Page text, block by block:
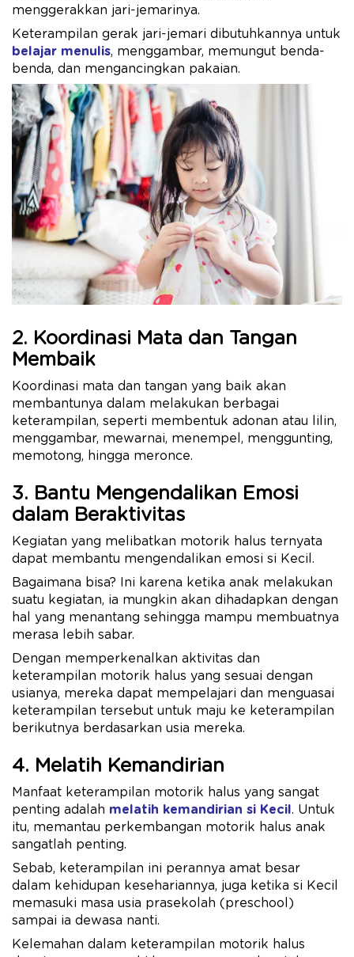
menggerakkan jari-jemarinya.
Keterampilan gerak jari-jemari dibutuhkannya untuk
belajar menulis, menggambar, memungut benda-
benda, dan mengancingkan pakaian.
2. Koordinasi Mata dan Tangan
Membaik
Koordinasi mata dan tangan yang baik akan
membantunya dalam melakukan berbagai
keterampilan, seperti membentuk adonan atau lilin,
menggambar, mewarnai, menempel, menggunting,
memotong, hingga meronce.
3. Bantu Mengendalikan Emosi
dalam Beraktivitas
Kegiatan yang melibatkan motorik halus ternyata
dapat membantu mengendalikan emosi si Kecil.
Bagaimana bisa? Ini karena ketika anak melakukan
suatu kegiatan, ia mungkin akan dihadapkan dengan
hal yang menantang sehingga mampu membuatnya
merasa lebih sabar.
Dengan memperkenalkan aktivitas dan
keterampilan motorik halus yang sesuai dengan
usianya, mereka dapat mempelajari dan menguasai
keterampilan tersebut untuk maju ke keterampilan
berikutnya berdasarkan usia mereka.
4. Melatih Kemandirian
Manfaat keterampilan motorik halus yang sangat
penting adalah melatih kemandirian si Kecil . Untuk
itu, memantau perkembangan motorik halus anak
sangatlah penting.
Sebab, keterampilan ini perannya amat besar
dalam kehidupan kesehariannya, juga ketika si Kecil
memasuki masa usia prasekolah (preschool)
sampai ia dewasa nanti.
Kelemahan dalam keterampilan motorik halus